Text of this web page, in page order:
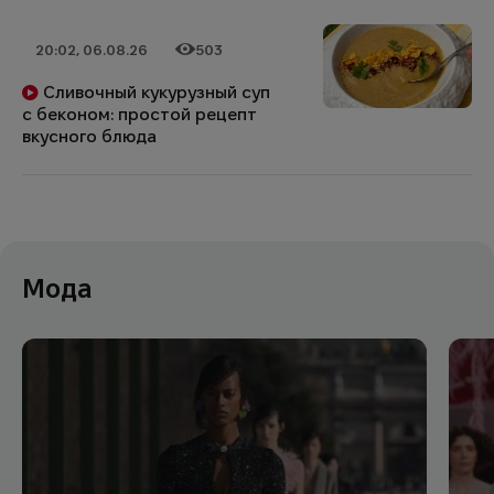
Дата публикации
20:02, 06.08.26
Категория
Количество просмотров
503
с беконом: простой рецепт
вкусного блюда
Мода